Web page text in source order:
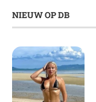
NIEUW OP DB